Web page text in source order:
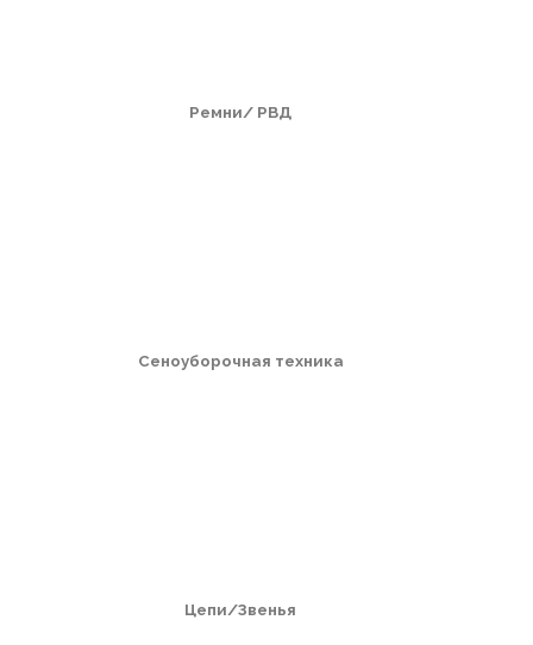
Ремни/ РВД
Сеноуборочная техника
Цепи/Звенья